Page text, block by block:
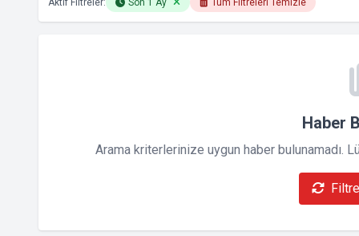
Aktif Filtreler: Son 1 Ay Tüm Filtreleri Temizle
Haber
Arama kriterlerinize uygun haber bulunamadı.